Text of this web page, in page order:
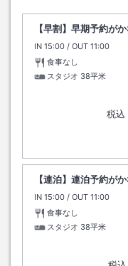
【早割】早期予約が
IN チェックイン
15:00 / OUT チェックア
11:00
食事なし
スタジオ 38平米
税込
【連泊】連泊予約が
IN チェックイン
15:00 / OUT チェックア
11:00
食事なし
スタジオ 38平米